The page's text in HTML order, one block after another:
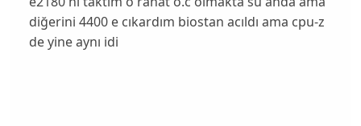
diğerini 4400 e cıkardım biostan acıldı ama cpu-z
de yine aynı idi